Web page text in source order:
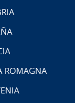
ROMAGNA